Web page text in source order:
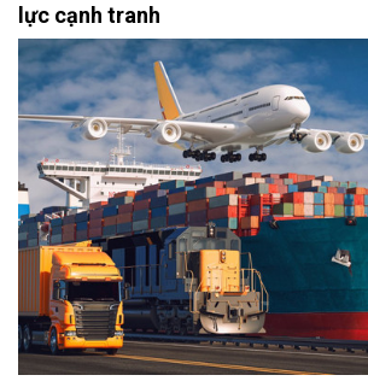
lực cạnh tranh